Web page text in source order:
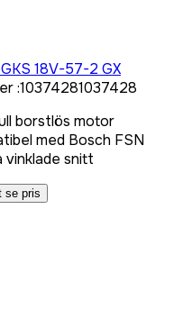
18V-57-2 GX
:10374281037428
borstlös motor
med Bosch FSN
vinklade snitt
se pris